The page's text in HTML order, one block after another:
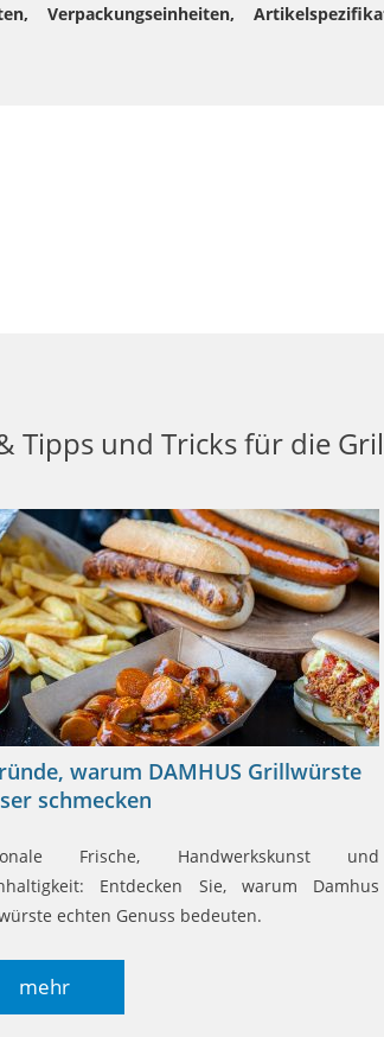
Verpackungseinheiten,
Tipps und Tricks für die
warum DAMHUS Grillwürste
schmecken
Frische, Handwerkskunst und
Entdecken Sie, warum Damhus
echten Genuss bedeuten.
mehr